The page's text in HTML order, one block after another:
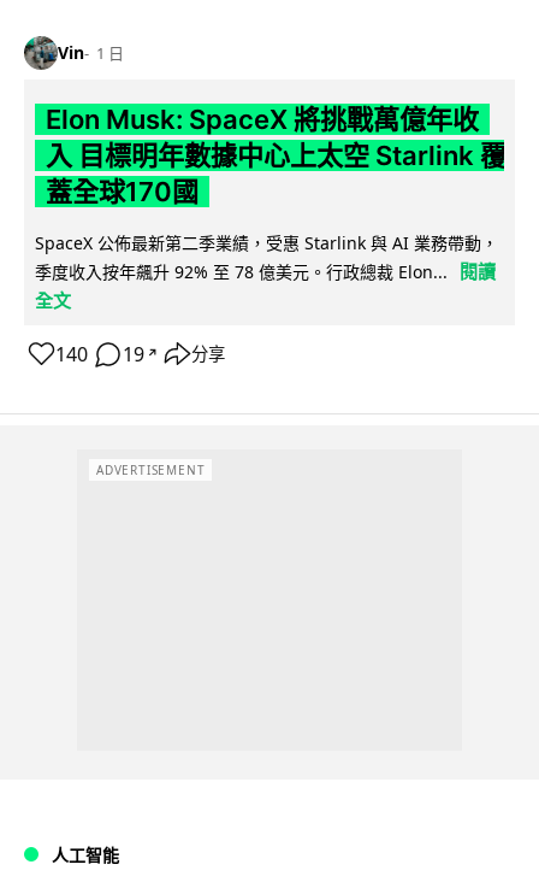
Vin 1 日
Elon Musk: SpaceX 將挑戰萬億年收
入 目標明年數據中心上太空 Starlink 覆
蓋全球170國
SpaceX 公佈最新第二季業績，受惠 Starlink 與 AI 業務帶動，
季度收入按年飆升 92% 至 78 億美元。行政總裁 Elon...
閱讀
全文
140 19 ↗ 分享
ADVERTISEMENT
人工智能